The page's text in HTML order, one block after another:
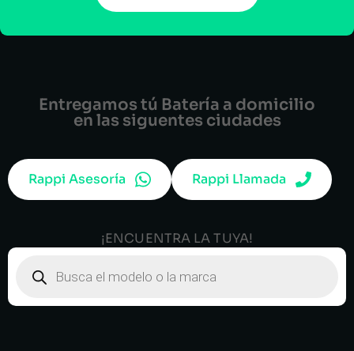
Entregamos tú Batería a domicilio
en las siguentes ciudades
Rappi Asesoría Rappi Llamada
¡ENCUENTRA LA TUYA!